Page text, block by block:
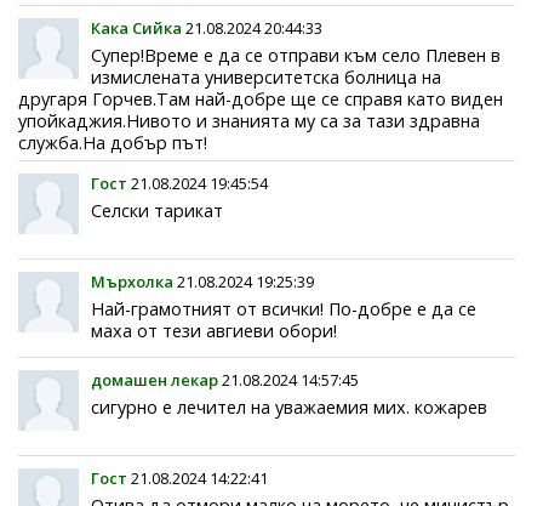
Кака Сийка 21.08.2024 20:44:33
Супер!Време е да се отправи към село Плевен в
измислената университетска болница на
другаря Горчев.Там най-добре ще се справя като виден
упойкаджия.Нивото и знанията му са за тази здравна
служба.На добър път!
Гост 21.08.2024 19:45:54
Селски тарикат
Мърхолка 21.08.2024 19:25:39
Най-грамотният от всички! По-добре е да се
маха от тези авгиеви обори!
домашен лекар21.08.2024 14:57:45
сигурно е лечител на уважаемия мих. кожарев
Гост 21.08.2024 14:22:41